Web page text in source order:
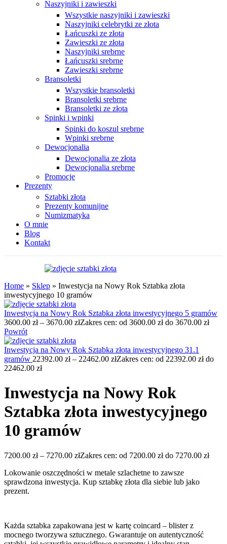
Naszyjniki i zawieszki
Wszystkie naszyjniki i zawieszki
Naszyjniki celebrytki ze złota
Łańcuszki ze złota
Zawieszki ze złota
Naszyjniki srebrne
Łańcuszki srebrne
Zawieszki srebrne
Bransoletki
Wszystkie bransoletki
Bransoletki srebrne
Bransoletki ze złota
Spinki i wpinki
Spinki do koszul srebrne
Wpinki srebrne
Dewocjonalia
Dewocjonalia ze złota
Dewocjonalia srebrne
Promocje
Prezenty
Sztabki złota
Prezenty komunijne
Numizmatyka
O mnie
Blog
Kontakt
Home » Sklep » Inwestycja na Nowy Rok Sztabka złota
inwestycyjnego 10 gramów
Inwestycja na Nowy Rok Sztabka złota inwestycyjnego 5 gramów
3600.00 zł – 3670.00 złZakres cen: od 3600.00 zł do 3670.00 zł
Powrót
Inwestycja na Nowy Rok Sztabka złota inwestycyjnego 31.1
gramów 22392.00 zł – 22462.00 złZakres cen: od 22392.00 zł do
22462.00 zł
Inwestycja na Nowy Rok
Sztabka złota inwestycyjnego
10 gramów
7200.00 zł – 7270.00 złZakres cen: od 7200.00 zł do 7270.00 zł
Lokowanie oszczędności w metale szlachetne to zawsze
sprawdzona inwestycja. Kup sztabkę złota dla siebie lub jako
prezent.
Każda sztabka zapakowana jest w kartę coincard – blister z
mocnego tworzywa sztucznego. Gwarantuje on autentyczność